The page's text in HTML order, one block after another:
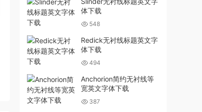
体下载
548
Redick无衬线标题英文字
体下载
494
Anchorion简约无衬线等
宽英文字体下载
387